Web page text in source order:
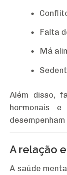
Falta
Má
Além disso,
hormonais e
A relação
A saúde